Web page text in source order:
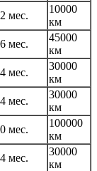
мес.
10000
км
мес.
45000
км
мес.
30000
км
мес.
30000
км
мес.
100000
км
мес.
30000
км